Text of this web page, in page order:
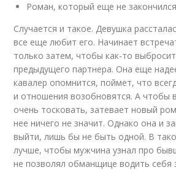
Роман, который еще не закончился
Случается и такое. Девушка
все еще любит его. Начинает
только затем, чтобы как-то
предыдущего партнера. Она еще
кавалер опомнится, поймет, что
и отношения возобновятся. А чтобы
очень тосковать, затевает новый
нее ничего не значит. Однако она и
выйти, лишь бы не быть одной. В
лучше, чтобы мужчина узнал про
не позволял обманщице водить себя